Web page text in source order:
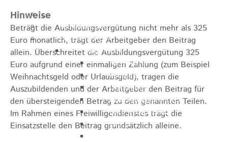
Vereinsleben
Bike the Rock
Allgemein
Newsletter
Anfahrt
Unterkunft
Duschmöglichkeiten
Bike Waschplatz
EXPO
Hinweise
Beträgt die Ausbildungsvergütung nicht mehr als 325
Euro monatlich, trägt der Arbeitgeber den Beitrag
allein. Überschreitet die Ausbildungsvergütung 325
Euro aufgrund einer einmaligen Zahlung (zum Beispiel
Weihnachtsgeld oder Urlaubsgeld), tragen die
Auszubildenden und der Arbeitgeber den Beitrag für
den übersteigenden Betrag zu den genannten Teilen.
Im Rahmen eines Freiwilligendienstes trägt die
Einsatzstelle den Beitrag grundsätzlich alleine.